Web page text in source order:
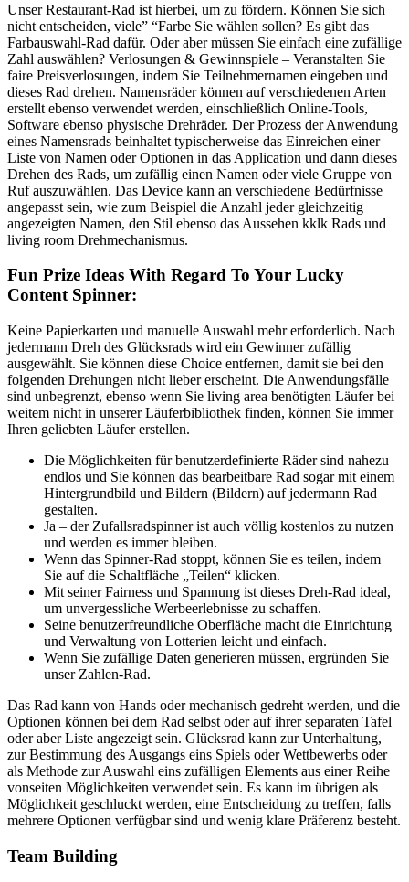
Unser Restaurant-Rad ist hierbei, um zu fördern. Können Sie sich
nicht entscheiden, viele” “Farbe Sie wählen sollen? Es gibt das
Farbauswahl-Rad dafür. Oder aber müssen Sie einfach eine zufällige
Zahl auswählen? Verlosungen & Gewinnspiele – Veranstalten Sie
faire Preisverlosungen, indem Sie Teilnehmernamen eingeben und
dieses Rad drehen. Namensräder können auf verschiedenen Arten
erstellt ebenso verwendet werden, einschließlich Online-Tools,
Software ebenso physische Drehräder. Der Prozess der Anwendung
eines Namensrads beinhaltet typischerweise das Einreichen einer
Liste von Namen oder Optionen in das Application und dann dieses
Drehen des Rads, um zufällig einen Namen oder viele Gruppe von
Ruf auszuwählen. Das Device kann an verschiedene Bedürfnisse
angepasst sein, wie zum Beispiel die Anzahl jeder gleichzeitig
angezeigten Namen, den Stil ebenso das Aussehen kklk Rads und
living room Drehmechanismus.
Fun Prize Ideas With Regard To Your Lucky
Content Spinner:
Keine Papierkarten und manuelle Auswahl mehr erforderlich. Nach
jedermann Dreh des Glücksrads wird ein Gewinner zufällig
ausgewählt. Sie können diese Choice entfernen, damit sie bei den
folgenden Drehungen nicht lieber erscheint. Die Anwendungsfälle
sind unbegrenzt, ebenso wenn Sie living area benötigten Läufer bei
weitem nicht in unserer Läuferbibliothek finden, können Sie immer
Ihren geliebten Läufer erstellen.
Die Möglichkeiten für benutzerdefinierte Räder sind nahezu
endlos und Sie können das bearbeitbare Rad sogar mit einem
Hintergrundbild und Bildern (Bildern) auf jedermann Rad
gestalten.
Ja – der Zufallsradspinner ist auch völlig kostenlos zu nutzen
und werden es immer bleiben.
Wenn das Spinner-Rad stoppt, können Sie es teilen, indem
Sie auf die Schaltfläche „Teilen“ klicken.
Mit seiner Fairness und Spannung ist dieses Dreh-Rad ideal,
um unvergessliche Werbeerlebnisse zu schaffen.
Seine benutzerfreundliche Oberfläche macht die Einrichtung
und Verwaltung von Lotterien leicht und einfach.
Wenn Sie zufällige Daten generieren müssen, ergründen Sie
unser Zahlen-Rad.
Das Rad kann von Hands oder mechanisch gedreht werden, und die
Optionen können bei dem Rad selbst oder auf ihrer separaten Tafel
oder aber Liste angezeigt sein. Glücksrad kann zur Unterhaltung,
zur Bestimmung des Ausgangs eins Spiels oder Wettbewerbs oder
als Methode zur Auswahl eins zufälligen Elements aus einer Reihe
vonseiten Möglichkeiten verwendet sein. Es kann im übrigen als
Möglichkeit geschluckt werden, eine Entscheidung zu treffen, falls
mehrere Optionen verfügbar sind und wenig klare Präferenz besteht.
Team Building